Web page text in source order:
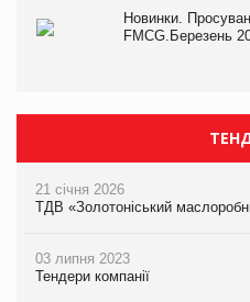
Новинки.
FMCG.Березень
21 січня 2026
ТДВ «Золотоніський
03 липня 2023
Тендери компанії